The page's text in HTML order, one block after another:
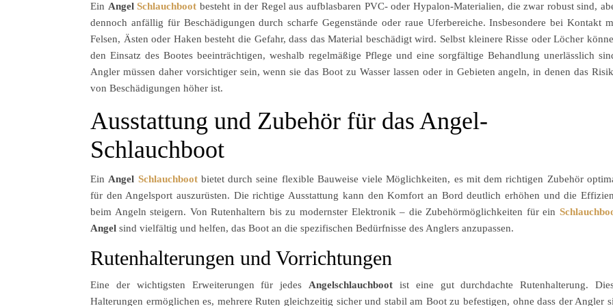
Ein AngelSchlauchboot besteht in der Regel aus aufblasbaren PVC- oder Hypalon-Materialien, die zwar robust sind,
dennoch anfällig für Beschädigungen durch scharfe Gegenstände oder raue Uferbereiche. Insbesondere bei Kontakt
Felsen, Ästen oder Haken besteht die Gefahr, dass das Material beschädigt wird. Selbst kleinere Risse oder Löcher
den Einsatz des Bootes beeinträchtigen, weshalb regelmäßige Pflege und eine sorgfältige Behandlung unerlässlich
Angler müssen daher vorsichtiger sein, wenn sie das Boot zu Wasser lassen oder in Gebieten angeln, in denen das
von Beschädigungen höher ist.
Ausstattung und Zubehör für das Angel-
Schlauchboot
EinAngel Schlauchbootbietet durch seine flexible Bauweise viele Möglichkeiten, es mit dem richtigen Zubehör
für den Angelsport auszurüsten. Die richtige Ausstattung kann den Komfort an Bord deutlich erhöhen und die
beim Angeln steigern. Von Rutenhaltern bis zu modernster Elektronik – die Zubehörmöglichkeiten für ein
Angel sind vielfältig und helfen, das Boot an die spezifischen Bedürfnisse des Anglers anzupassen.
Rutenhalterungen und Vorrichtungen
Eine der wichtigsten Erweiterungen für jedes Angelschlauchboot ist eine gut durchdachte Rutenhalterung.
Halterungen ermöglichen es, mehrere Ruten gleichzeitig sicher und stabil am Boot zu befestigen, ohne dass der Angler